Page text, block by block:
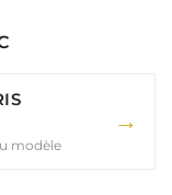
modèle
→